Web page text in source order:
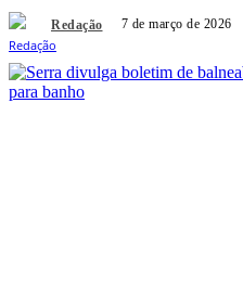
Redação 7 de março de 2026